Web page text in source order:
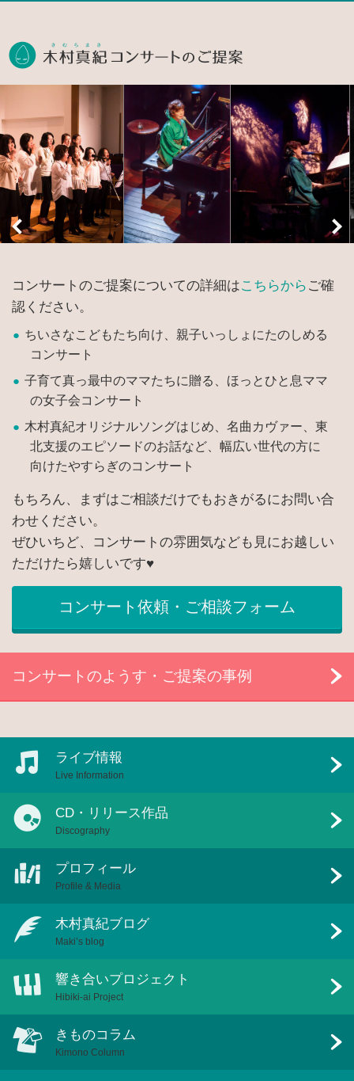
コンサートのご提案についての詳細はこちらから ご確
認ください。
ちいさなこどもたち向け、親子いっしょにたのしめる
コンサート
子育て真っ最中のママたちに贈る、ほっとひと息ママ
の女子会コンサート
木村真紀オリジナルソングはじめ、名曲カヴァー、東
北支援のエピソードのお話など、幅広い世代の方に
向けたやすらぎのコンサート
もちろん、まずはご相談だけでもおきがるにお問い合
わせください。
ぜひいちど、コンサートの雰囲気なども見にお越しい
ただけたら嬉しいです♥
コンサート依頼・ご相談フォーム
コンサートのようす・ご提案の事例
ライブ情報
Live Information
CD・リリース作品
Discography
プロフィール
Profile & Media
木村真紀ブログ
Maki’s blog
響き合いプロジェクト
Hibiki-ai Project
きものコラム
Kimono Column